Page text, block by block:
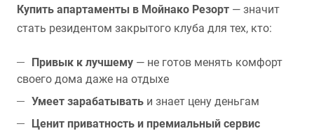
Купить апартаменты в Мойнако Резорт — значит
стать резидентом закрытого клуба для тех, кто:
Привык к лучшему — не готов менять комфорт
своего дома даже на отдыхе
Умеет зарабатывать и знает цену деньгам
Ценит приватность и премиальный сервис